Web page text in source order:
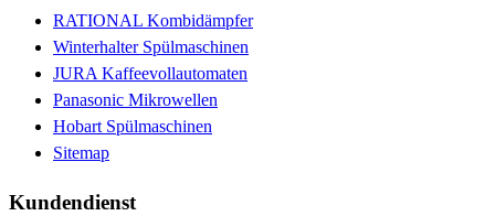
RATIONAL Kombidämpfer
Winterhalter Spülmaschinen
JURA Kaffeevollautomaten
Panasonic Mikrowellen
Hobart Spülmaschinen
Sitemap
Kundendienst